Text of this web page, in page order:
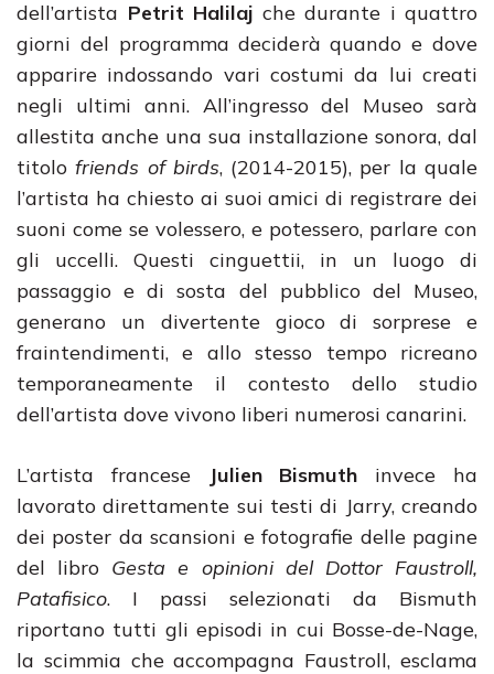
dell’artista Petrit Halilaj che durante i quattro
giorni del programma deciderà quando e dove
apparire indossando vari costumi da lui creati
negli ultimi anni. All’ingresso del Museo sarà
allestita anche una sua installazione sonora, dal
titolofriends of birds, (2014-2015), per la quale
l’artista ha chiesto ai suoi amici di registrare dei
suoni come se volessero, e potessero, parlare con
gli uccelli. Questi cinguettii, in un luogo di
passaggio e di sosta del pubblico del Museo,
generano un divertente gioco di sorprese e
fraintendimenti, e allo stesso tempo ricreano
temporaneamente il contesto dello studio
dell’artista dove vivono liberi numerosi canarini.
L’artista francese Julien Bismuth invece ha
lavorato direttamente sui testi di Jarry, creando
dei poster da scansioni e fotografie delle pagine
del libro Gesta e opinioni del Dottor Faustroll,
Patafisico. I passi selezionati da Bismuth
riportano tutti gli episodi in cui Bosse-de-Nage,
la scimmia che accompagna Faustroll, esclama